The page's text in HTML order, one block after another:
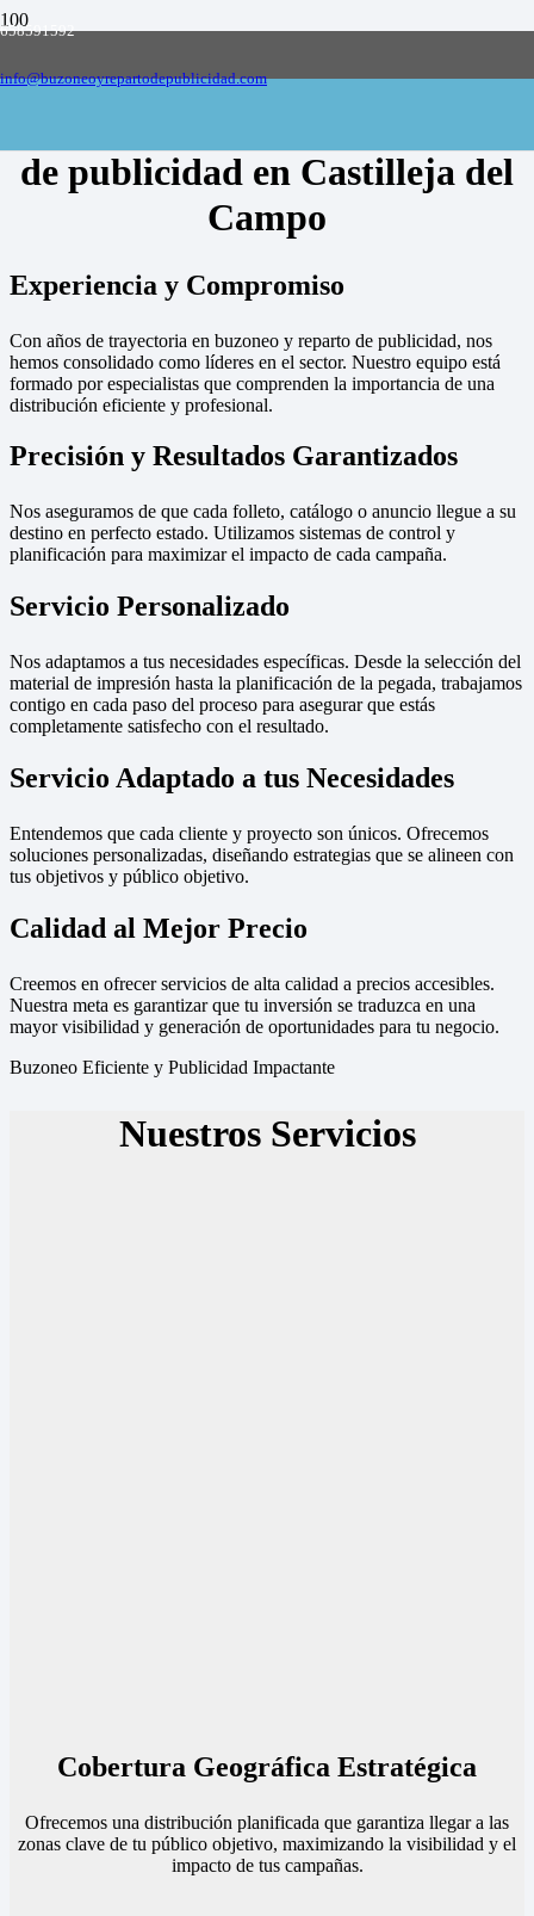
658591592
info@buzoneoyrepartodepublicidad.com
Empresa de buzoneo y reparto de publicidad
de publicidad en Castilleja del
Campo
Experiencia y Compromiso
Con años de trayectoria en buzoneo y reparto de publicidad, nos
hemos consolidado como líderes en el sector. Nuestro equipo está
formado por especialistas que comprenden la importancia de una
distribución eficiente y profesional.
Precisión y Resultados Garantizados
Nos aseguramos de que cada folleto, catálogo o anuncio llegue a su
destino en perfecto estado. Utilizamos sistemas de control y
planificación para maximizar el impacto de cada campaña.
Servicio Personalizado
Nos adaptamos a tus necesidades específicas. Desde la selección del
material de impresión hasta la planificación de la pegada, trabajamos
contigo en cada paso del proceso para asegurar que estás
completamente satisfecho con el resultado.
Servicio Adaptado a tus Necesidades
Entendemos que cada cliente y proyecto son únicos. Ofrecemos
soluciones personalizadas, diseñando estrategias que se alineen con
tus objetivos y público objetivo.
Calidad al Mejor Precio
Creemos en ofrecer servicios de alta calidad a precios accesibles.
Nuestra meta es garantizar que tu inversión se traduzca en una
mayor visibilidad y generación de oportunidades para tu negocio.
Buzoneo Eficiente y Publicidad Impactante
Nuestros Servicios
Cobertura Geográfica Estratégica
Ofrecemos una distribución planificada que garantiza llegar a las
zonas clave de tu público objetivo, maximizando la visibilidad y el
impacto de tus campañas.